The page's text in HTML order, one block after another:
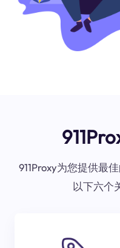
911Proxy为您提供最
以下六个